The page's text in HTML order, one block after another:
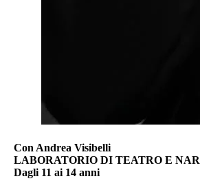
Con Andrea Visibelli
LABORATORIO DI TEATRO E
Dagli 11 ai 14 anni